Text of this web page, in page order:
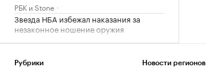
РБК и Stone
Звезда НБА избежал наказания за
незаконное ношение оружия
Спорт
регионами России за 12 часов
Рубрики Новости регионов